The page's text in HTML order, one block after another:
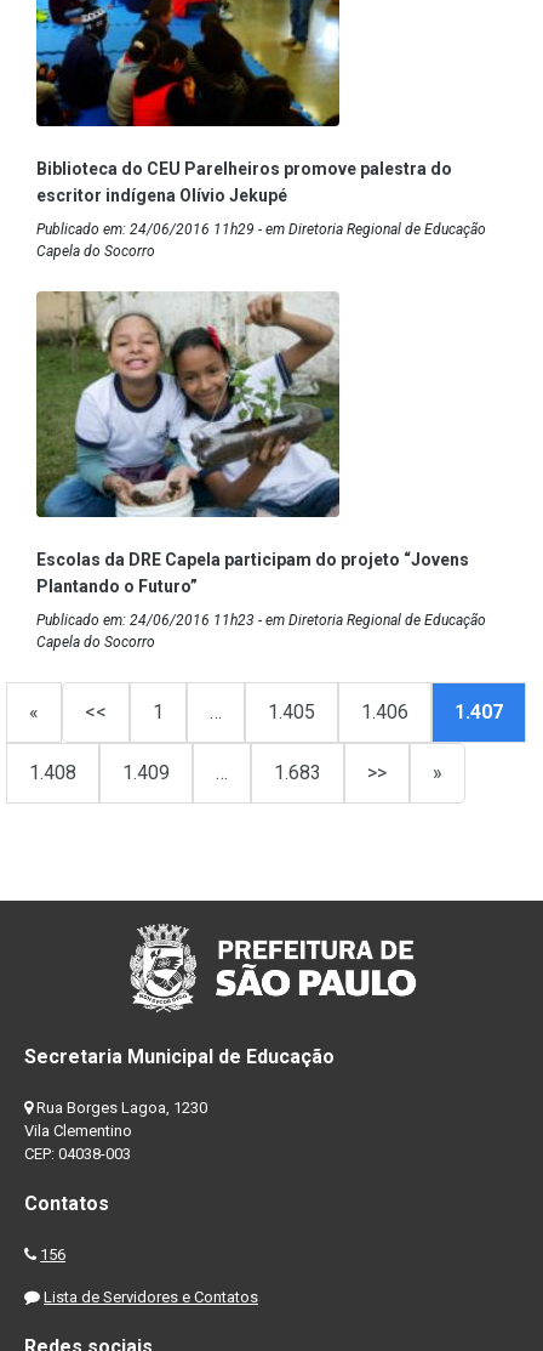
Biblioteca do CEU Parelheiros promove palestra do
escritor indígena Olívio Jekupé
Publicado em: 24/06/2016 11h29 - em Diretoria Regional de Educação
Capela do Socorro
Escolas da DRE Capela participam do projeto “Jovens
Plantando o Futuro”
Publicado em: 24/06/2016 11h23 - em Diretoria Regional de Educação
Capela do Socorro
« << 1 … 1.405 1.406 1.407
1.408 1.409 … 1.683 >> »
Secretaria Municipal de Educação
Rua Borges Lagoa, 1230
Vila Clementino
CEP: 04038-003
Contatos
156
Lista de Servidores e Contatos